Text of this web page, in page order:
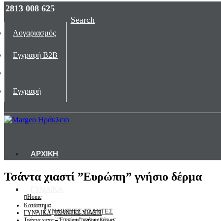
2813 008 625
Λογαριασμός
Εγγραφή B2B
Εγγραφή
Search
ΑΡΧΙΚΗ
ΓΥΝΑΙΚΕΙΕΣ ΤΣΑΝΤΕΣ
Τσάντα χιαστί ”Ευρώπη” γνήσιο δέρμα
Home
Κατάστημα
ΓΥΝΑΙΚΑ,ΤΣΑΝΤΕΣ ΧΙΑΣΤΙ